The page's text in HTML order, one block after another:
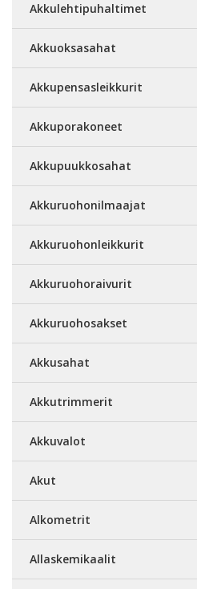
Akkulehtipuhaltimet
Akkuoksasahat
Akkupensasleikkurit
Akkuporakoneet
Akkupuukkosahat
Akkuruohonilmaajat
Akkuruohonleikkurit
Akkuruohoraivurit
Akkuruohosakset
Akkusahat
Akkutrimmerit
Akkuvalot
Akut
Alkometrit
Allaskemikaalit